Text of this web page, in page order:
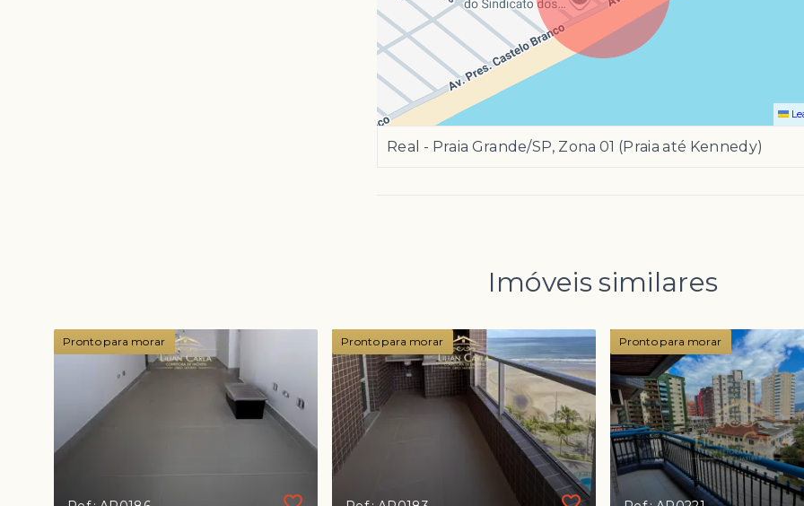
Real - Praia Grande/SP, Zona 01 (Praia até Kennedy)
Imóveis similares
Pronto para morar Pronto para morar Pronto para morar